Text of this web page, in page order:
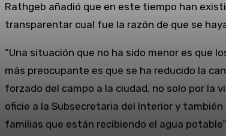
Rathgeb añadió que en este tiempo han
transparentar cual fue la razón de que se
“Una situación que no ha sido menor es que
más preocupante es que se ha reducido la
forzado del campo a la ciudad, no solo por la
oficie a la Subsecretaria del Interior y
familias que están recibiendo el agua